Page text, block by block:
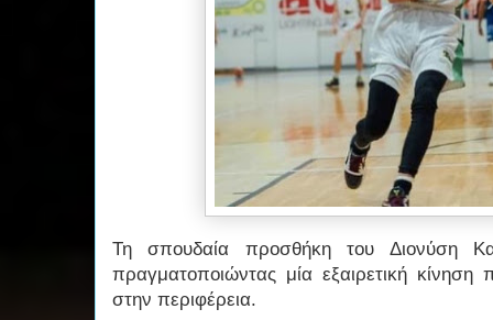
Τη σπουδαία προσθήκη του Διονύση
πραγματοποιώντας μία εξαιρετική κίνηση
στην περιφέρεια.